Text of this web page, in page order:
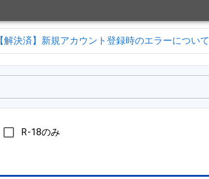
【解決済】新規アカウント登録時のエラーについて
R-18のみ